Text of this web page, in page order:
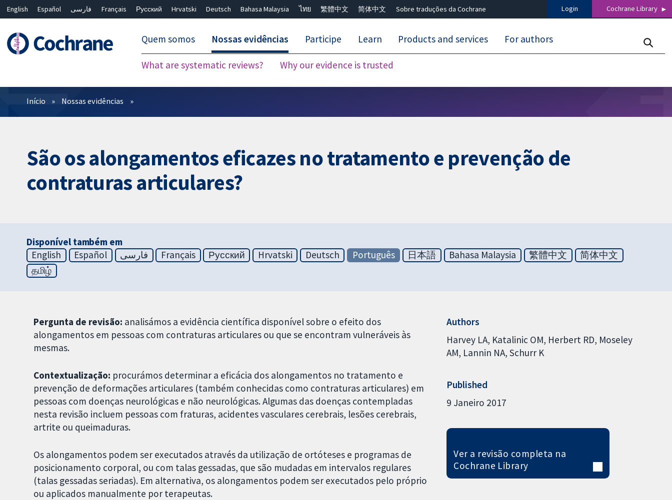
English Español فارسی Français Русский Hrvatski Deutsch Bahasa Malaysia ไทย 繁體中文 简体中文 Sobre traduções da Cochrane Login Cochrane Library
Quem somos Nossas evidências
What are systematic reviews? Why our evidence is trusted
Participe Learn Products and services For authors
Filtros
Início Nossas evidências
São os alongamentos eficazes no tratamento e prevenção de
contraturas articulares?
Disponível também em
English
Español فارسی Français Русский Hrvatski Deutsch Português 日本語 Bahasa Malaysia 繁體中文
简体中文
தமிழ்
Pergunta de revisão: analisámos a evidência científica disponível sobre o efeito dos
alongamentos em pessoas com contraturas articulares ou que se encontram vulneráveis às
mesmas.
Contextualização: procurámos determinar a eficácia dos alongamentos no tratamento e
prevenção de deformações articulares (também conhecidas como contraturas articulares) em
pessoas com doenças neurológicas e não neurológicas. Algumas das doenças contempladas
nesta revisão incluem pessoas com fraturas, acidentes vasculares cerebrais, lesões cerebrais,
artrite ou queimaduras.
Os alongamentos podem ser executados através da utilização de ortóteses e programas de
posicionamento corporal, ou com talas gessadas, que são mudadas em intervalos regulares
(talas gessadas seriadas). Em alternativa, os alongamentos podem ser executados pelo próprio
ou aplicados manualmente por terapeutas.
Authors
Harvey LA Katalinic OM Herbert RD Moseley
AM Lannin NA Schurr K
Published
9 Janeiro 2017
Ver a revisão completa na
Cochrane Library